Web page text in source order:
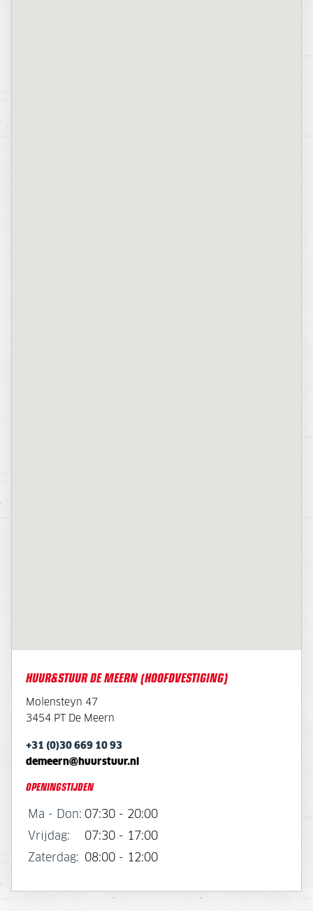
HUUR&STUUR DE MEERN (HOOFDVESTIGING)
Molensteyn 47
3454 PT De Meern
+31 (0)30 669 10 93
demeern@huurstuur.nl
OPENINGSTIJDEN
Ma - Don: 07:30 - 20:00
Vrijdag:
07:30 - 17:00
Zaterdag:
08:00 - 12:00